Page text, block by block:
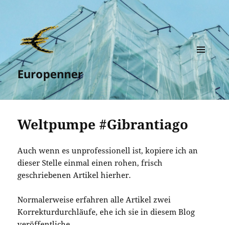
Europenner
MENÜ
UND
WIDGETS
Weltpumpe #Gibrantiago
Auch wenn es unprofessionell ist, kopiere ich an
dieser Stelle einmal einen rohen, frisch
geschriebenen Artikel hierher.
Normalerweise erfahren alle Artikel zwei
Korrekturdurchläufe, ehe ich sie in diesem Blog